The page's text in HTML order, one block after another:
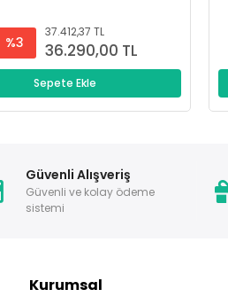
%3
37.412,37 TL
36.290,00 TL
Sepete Ekle
Güvenli Alışveriş
Güvenli ve kolay ödeme
sistemi
Kurumsal